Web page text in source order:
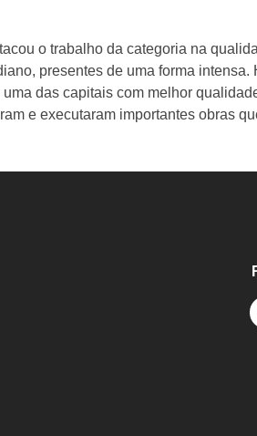
o trabalho da categoria na
presentes de uma forma intensa.
das capitais com melhor
e executaram importantes obras